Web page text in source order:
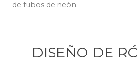
de tubos de neón.
DISEÑO DE